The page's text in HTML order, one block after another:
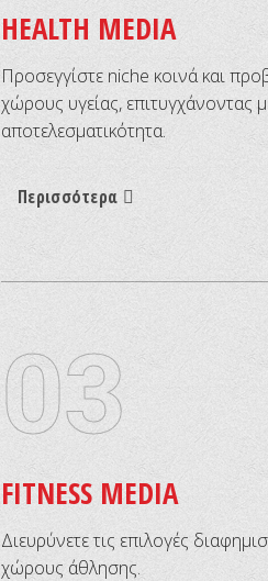
HEALTH MEDIA
Προσεγγίστε niche κοινά και
χώρους υγείας, επιτυγχάνοντας
αποτελεσματικότητα.
Περισσότερα
03
FITNESS MEDIA
Διευρύνετε τις επιλογές
χώρους άθλησης.